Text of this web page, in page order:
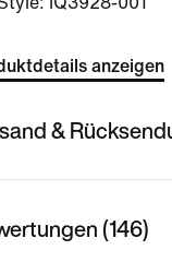
anzeigen
&
(146)